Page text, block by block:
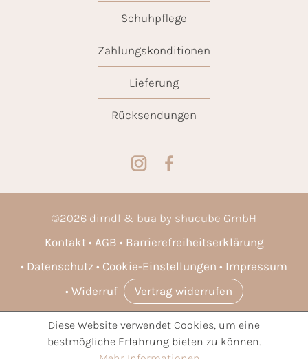
Schuhpflege
Zahlungskonditionen
Lieferung
Rücksendungen
©2026 dirndl & bua by shucube GmbH
Kontakt
AGB
Barrierefreiheitserklärung
Datenschutz
Cookie-Einstellungen
Impressum
Widerruf
Vertrag widerrufen
* Alle Preise inkl. gesetzl. Mehrwertsteuer zzgl.Versandkosten
und ggf. Nachnahmegebühren, wenn nicht anders angegeben.
Diese Website verwendet Cookies, um eine
bestmögliche Erfahrung bieten zu können.